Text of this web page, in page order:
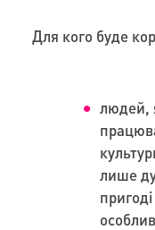
Для кого буде
людей,
лише